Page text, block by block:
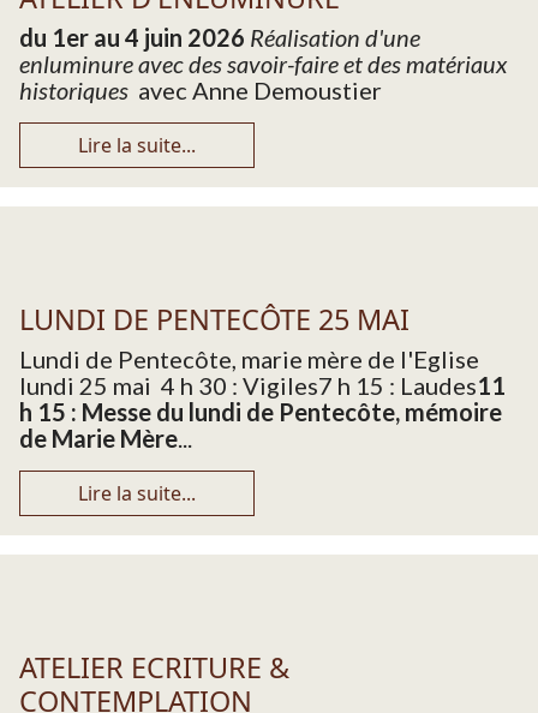
du 1er au 4 juin 2026 Réalisation d'une
enluminure avec des savoir-faire et des matériaux
historiques avec Anne Demoustier
Lire la suite...
LUNDI DE PENTECÔTE 25 MAI
Lundi de Pentecôte, marie mère de l'Eglise
lundi 25 mai 4 h 30 : Vigiles7 h 15 : Laudes11
h 15 : Messe du lundi de Pentecôte, mémoire
de Marie Mère...
Lire la suite...
ATELIER ECRITURE &
CONTEMPLATION